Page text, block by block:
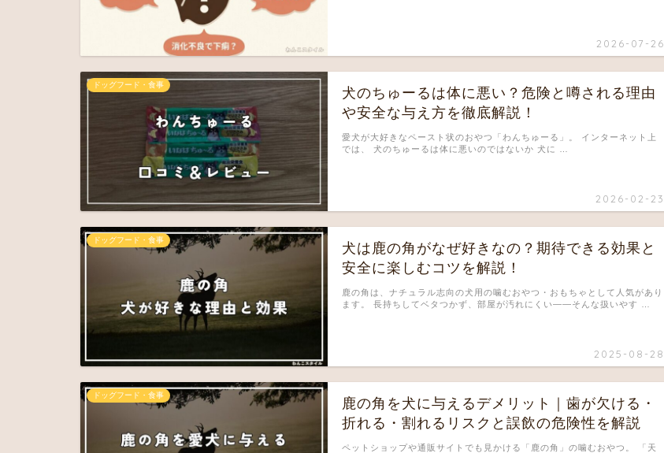
2026-07-26
ドッグフード・食事
犬のちゅーるは体に悪い？危険と噂される理由
や安全な与え方を徹底解説！
2026-02-23
愛犬が大好きなペースト状のおやつ「わんちゅーる」。 インターネット上
では、 犬のちゅーるは体に悪いのではないか 犬に …
ドッグフード・食事
犬は鹿の角がなぜ好きなの？期待できる効果と
安全に楽しむコツを解説！
2025-08-28
鹿の角は、ナチュラル志向の犬用の噛むおやつ・おもちゃとして人気があり
ます。 長持ちしてベタつかず、部屋が汚れにくい——そんな扱いやす …
ドッグフード・食事
鹿の角を犬に与えるデメリット｜歯が欠ける・
折れる・割れるリスクと誤飲の危険性を解説
ペットショップや通販サイトでも見かける「鹿の角」の噛むおやつ。 「天